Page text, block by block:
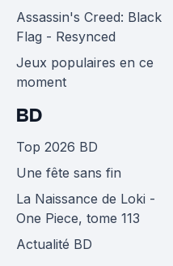
Assassin's Creed: Black
Flag - Resynced
Jeux populaires en ce
moment
BD
Top 2026 BD
Une fête sans fin
La Naissance de Loki -
One Piece, tome 113
Actualité BD